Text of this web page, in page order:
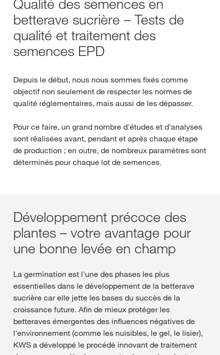
Qualité des semences en
betterave sucrière – Tests de
qualité et traitement des
semences EPD
Depuis le début, nous nous sommes fixés comme
objectif non seulement de respecter les normes de
qualité réglementaires, mais aussi de les dépasser.
Pour ce faire, un grand nombre d'études et d'analyses
sont réalisées avant, pendant et après chaque étape
de production ; en outre, de nombreux paramètres sont
déterminés pour chaque lot de semences.
Développement précoce des
plantes – votre avantage pour
une bonne levée en champ
La germination est l'une des phases les plus
essentielles dans le développement de la betterave
sucrière car elle jette les bases du succès de la
croissance future. Afin de mieux protéger les
betteraves émergentes des influences négatives de
l'environnement (comme les nuisibles, le gel, le lisier),
KWS a développé le procédé innovant de traitement